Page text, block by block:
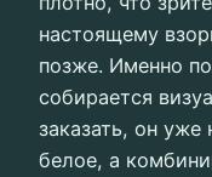
настоящему
позже. Именно
собирается
заказать, он
белое, а